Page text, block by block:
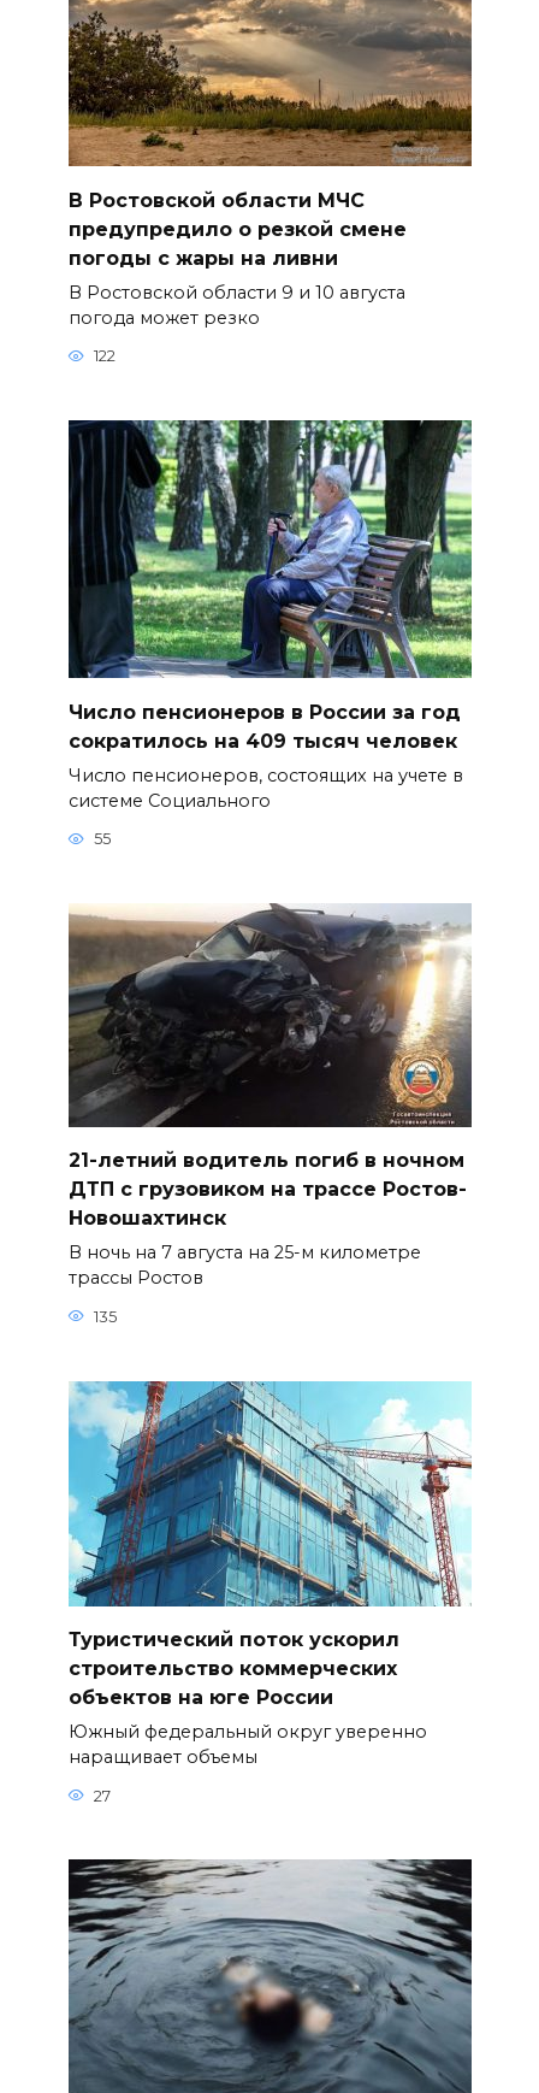
В Ростовской области МЧС
предупредило о резкой смене
погоды с жары на ливни
В Ростовской области 9 и 10 августа
погода может резко
122
Число пенсионеров в России за год
сократилось на 409 тысяч человек
Число пенсионеров, состоящих на учете в
системе Социального
55
21-летний водитель погиб в ночном
ДТП с грузовиком на трассе Ростов-
Новошахтинск
В ночь на 7 августа на 25-м километре
трассы Ростов
135
Туристический поток ускорил
строительство коммерческих
объектов на юге России
Южный федеральный округ уверенно
наращивает объемы
27